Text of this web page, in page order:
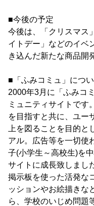
■今後の予定
今後は、「クリスマス
イトデー」などのイベ
き込んだ新たな商品開
■「ふみコミュ」につ
2000年3月に「ふみコ
ミュニティサイトです
を目指すと共に、ユー
上を図ることを目的
アル。広告等を一切使
子(小学生～高校生)を
サイトに成長致しまし
掲示板を使った活発な
ッションやお絵描きな
ら、学校のいじめ問題